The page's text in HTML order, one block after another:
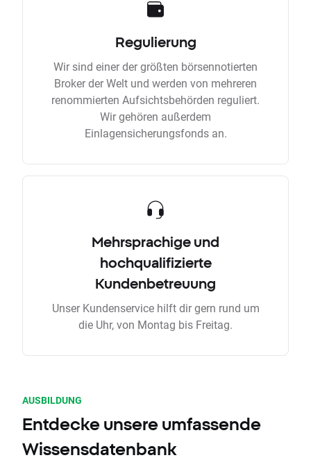
Regulierung
Wir sind einer der größten börsennotierten
Broker der Welt und werden von mehreren
renommierten Aufsichtsbehörden reguliert.
Wir gehören außerdem
Einlagensicherungsfonds an.
Mehrsprachige und
hochqualifizierte
Kundenbetreuung
Unser Kundenservice hilft dir gern rund um
die Uhr, von Montag bis Freitag.
AUSBILDUNG
Entdecke unsere umfassende
Wissensdatenbank